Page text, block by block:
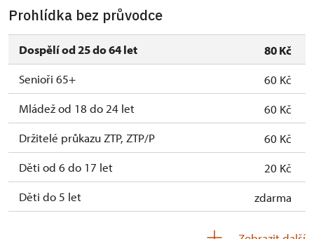
Prohlídka bez průvodce
Dospělí od 25 do 64 let
80 Kč
Senioři 65+
60 Kč
Mládež od 18 do 24 let
60 Kč
Držitelé průkazu ZTP, ZTP/P
60 Kč
Děti od 6 do 17 let
20 Kč
Děti do 5 let
zdarma